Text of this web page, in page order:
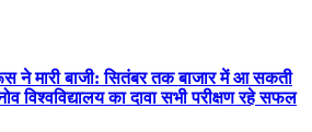
ने मारी बाजी: सितंबर तक बाजार में आ सकती
विश्वविद्यालय का दावा सभी परीक्षण रहे सफल